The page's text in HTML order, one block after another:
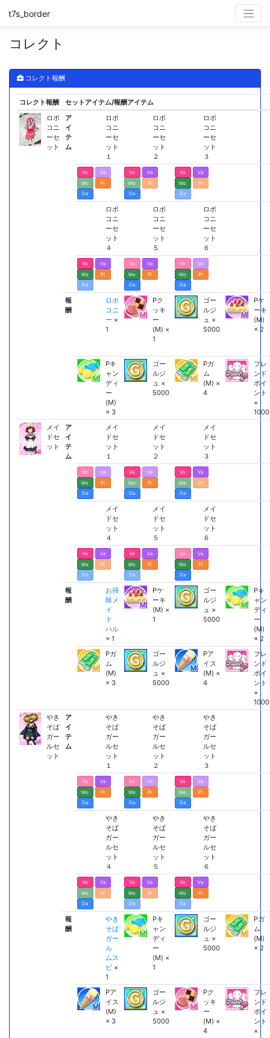
t7s_border
コレクト
コレクト報酬
コレクト報酬
セットアイテム/報酬アイテム
ロボ
コニ
ーセ
ット
ア
イ
テ
ム
ロボ
コニ
ーセ
ット
１
ロボ
コニ
ーセ
ット
２
ロボ
コニ
ーセ
ット
３
Vo
Va
Mo
Pl
Da
Vo
Va
Mo
Pl
Da
Vo
Va
Mo
Pl
Da
ロボ
コニ
ーセ
ット
４
ロボ
コニ
ーセ
ット
５
ロボ
コニ
ーセ
ット
６
Vo
Va
Mo
Pl
Da
Vo
Va
Mo
Pl
Da
Vo
Va
Mo
Pl
Da
報
酬
ロボ
コニ
ー ×
1
Pク
ッキ
ー
(M) ×
1
ゴー
ルジ
ュ ×
5000
Pケ
ーキ
(M)
× 2
Pキ
ャン
ディ
ー
(M)
× 3
ゴー
ルジ
ュ ×
5000
Pガ
ム
(M) ×
4
フレ
ンド
ポイ
ント
×
1000
メイ
ドセ
ット
ア
イ
テ
ム
メイ
ドセ
ット
１
メイ
ドセ
ット
２
メイ
ドセ
ット
３
Vo
Va
Mo
Pl
Da
Vo
Va
Mo
Pl
Da
Vo
Va
Mo
Pl
Da
メイ
ドセ
ット
４
メイ
ドセ
ット
５
メイ
ドセ
ット
６
Vo
Va
Mo
Pl
Da
Vo
Va
Mo
Pl
Da
Vo
Va
Mo
Pl
Da
報
酬
お掃
除メ
イ
ド
ハル
× 1
Pケ
ーキ
(M) ×
1
ゴー
ルジ
ュ ×
5000
Pキ
ャン
ディ
ー
(M)
× 2
Pガ
ム
(M)
× 3
ゴー
ルジ
ュ ×
5000
Pア
イス
(M) ×
4
フレ
ンド
ポイ
ント
×
1000
やき
そば
ガー
ルセ
ット
ア
イ
テ
ム
やき
そば
ガー
ルセ
ット
１
やき
そば
ガー
ルセ
ット
２
やき
そば
ガー
ルセ
ット
３
Vo
Va
Mo
Pl
Da
Vo
Va
Mo
Pl
Da
Vo
Va
Mo
Pl
Da
やき
そば
ガー
ルセ
ット
４
やき
そば
ガー
ルセ
ット
５
やき
そば
ガー
ルセ
ット
６
Vo
Va
Mo
Pl
Da
Vo
Va
Mo
Pl
Da
Vo
Va
Mo
Pl
Da
報
酬
やき
そば
ガー
ル
ムス
ビ ×
1
Pキ
ャン
ディ
ー
(M) ×
1
ゴー
ルジ
ュ ×
5000
Pガ
ム
(M)
× 2
Pア
イス
(M)
× 3
ゴー
ルジ
ュ ×
5000
Pク
ッキ
ー
(M) ×
4
フレ
ンド
ポイ
ント
×